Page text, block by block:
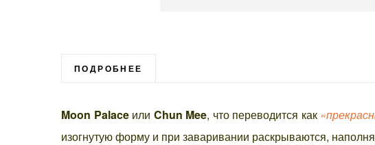
галереи
ПОДРОБНЕЕ
Moon Palace или Chun Mee, что переводится как
изогнутую форму и при заваривании раскрываются,